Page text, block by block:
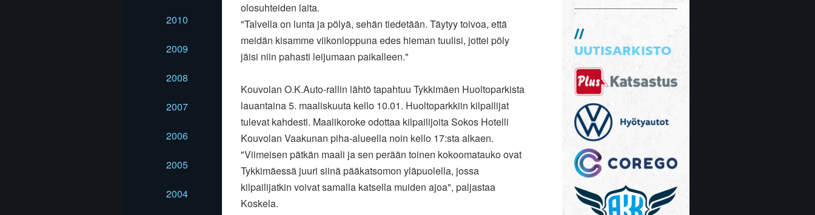
2010
2009
2008
2007
2006
2005
2004
olosuhteiden laita.
"Talvella on lunta ja pölyä, sehän tiedetään. Täytyy toivoa, että
meidän kisamme viikonloppuna edes hieman tuulisi, jottei pöly
jäisi niin pahasti leijumaan paikalleen."
Kouvolan O.K.Auto-rallin lähtö tapahtuu Tykkimäen Huoltoparkista
lauantaina 5. maaliskuuta kello 10.01. Huoltoparkkiin kilpailijat
tulevat kahdesti. Maalikoroke odottaa kilpailijoita Sokos Hotelli
Kouvolan Vaakunan piha-alueella noin kello 17:sta alkaen.
"Viimeisen pätkän maali ja sen perään toinen kokoomatauko ovat
Tykkimäessä juuri siinä pääkatsomon yläpuolella, jossa
kilpailijatkin voivat samalla katsella muiden ajoa", paljastaa
Koskela.
UUTISARKISTO